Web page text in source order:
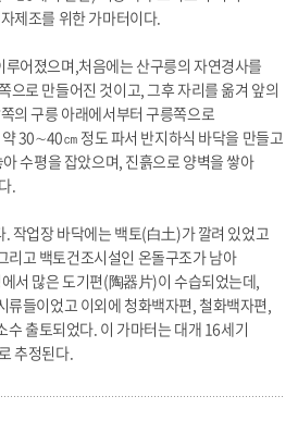
제조를 위한 가마터이다.
어졌으며,처음에는 산구릉의 자연경사를
으로 만들어진 것이고, 그후 자리를 옮겨 앞의
의 구릉 아래에서부터 구릉쪽으로
30∼40㎝ 정도 파서 반지하식 바닥을 만들고
수평을 잡았으며, 진흙으로 양벽을 쌓아
.
작업장 바닥에는 백토(白土)가 깔려 있었고
리고 백토건조시설인 온돌구조가 남아
서 많은 도기편(陶器片)이 수습되었는데,
류들이었고 이외에 청화백자편, 철화백자편,
수 출토되었다. 이 가마터는 대개 16세기
추정된다.